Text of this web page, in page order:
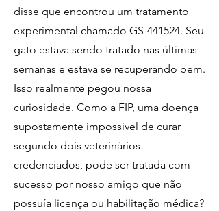
disse que encontrou um tratamento
experimental chamado GS-441524. Seu
gato estava sendo tratado nas últimas
semanas e estava se recuperando bem.
Isso realmente pegou nossa
curiosidade. Como a FIP, uma doença
supostamente impossível de curar
segundo dois veterinários
credenciados, pode ser tratada com
sucesso por nosso amigo que não
possuía licença ou habilitação médica?